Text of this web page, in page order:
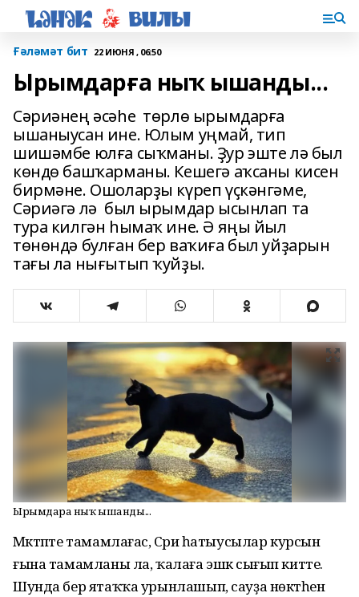
Ғәләмәт бит 22 ИЮНЯ , 06:50
Ырымдарға ныҡ ышанды...
Сәриәнең әсәһе төрлө ырымдарға
ышаныусан ине. Юлым уңмай, тип
шишәмбе юлға сыҡманы. Ҙур эште лә был
көндө башҡарманы. Кешегә аҡсаны кисен
бирмәне. Ошоларҙы күреп үҫкәнгәме,
Сәриәгә лә был ырымдар ысынлап та
тура килгән һымаҡ ине. Ә яңы йыл
төнөндә булған бер ваҡиға был уйҙарын
тағы ла нығытып ҡуйҙы.
Ырымдарға ныҡ ышанды...
Мәктәпте тамамлағас, Сәриә һатыусылар курсын
ғына тамамланы ла, ҡалаға эшкә сығып китте.
Шунда бер ятаҡҡа урынлашып, сауҙа нөктәһенә